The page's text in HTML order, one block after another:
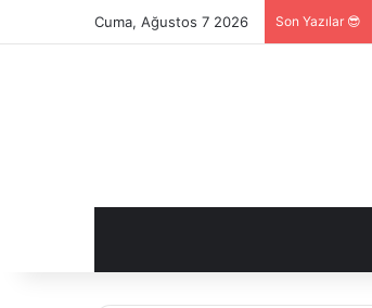
Cuma, Ağustos 7 2026 Son Yazılar 😎